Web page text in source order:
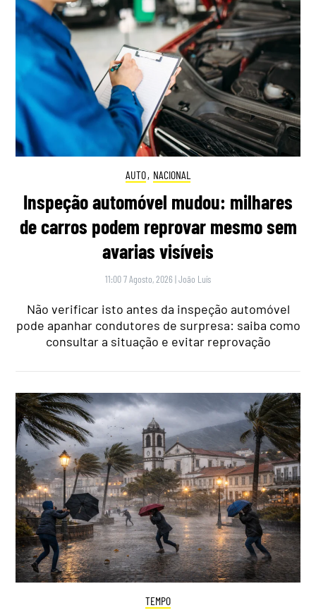
AUTO, NACIONAL
Inspeção automóvel mudou: milhares
de carros podem reprovar mesmo sem
avarias visíveis
11:00 7 Agosto, 2026 |João Luís
Não verificar isto antes da inspeção automóvel
pode apanhar condutores de surpresa: saiba como
consultar a situação e evitar reprovação
TEMPO